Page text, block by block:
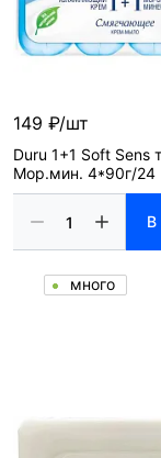
149 ₽/шт
Duru 1+1 Soft Sens
Мор.мин. 4*90г/24
В
много